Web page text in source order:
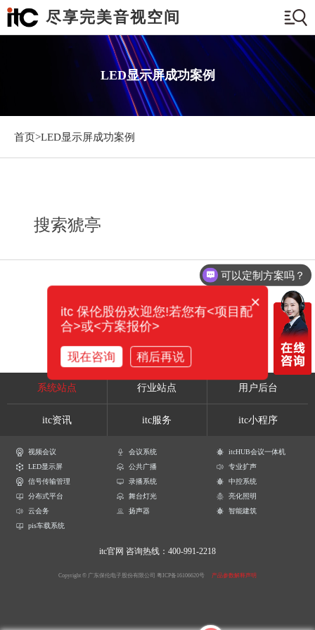
尽享完美音视空间
LED显示屏成功案例
首页>LED显示屏成功案例
搜索猇亭
系统站点 行业站点 用户后台
itc资讯 itc服务 itc小程序
视频会议 会议系统
itcHUB会议一体机
LED显示屏
公共广播
专业扩声
信号传输管理
录播系统
中控系统
分布式平台
舞台灯光
亮化照明
云会务
扬声器
智能建筑
pis车载系统
itc官网 咨询热线：400-991-2218
Copyright © 广东保伦电子股份有限公司 粤ICP备16106620号 产品参数解释声明
可以定制方案吗？
×
itc 保伦股份欢迎您!若您有<项目配
合>或<方案报价>
现在咨询 稍后再说